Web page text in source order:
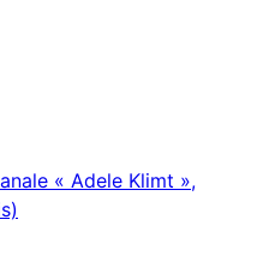
« Adele Klimt »,